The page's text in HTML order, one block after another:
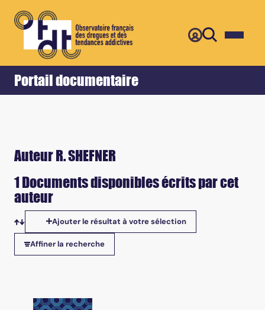
Portail documentaire
Accueil Retour
Auteur R. SHEFNER
1 Documents disponibles écrits par cet
auteur
Tris disponibles
Ajouter le résultat à votre sélection
Affiner la recherche